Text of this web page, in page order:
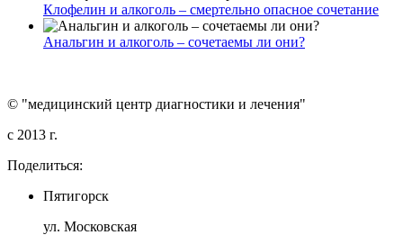
Клофелин и алкоголь – смертельно опасное сочетание
Анальгин и алкоголь – сочетаемы ли они?
© "медицинский центр диагностики и лечения"
c 2013 г.
Поделиться:
Пятигорск
ул. Московская